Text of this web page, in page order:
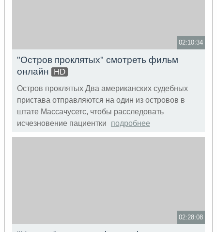
02:10:34
"Остров проклятых" смотреть фильм
онлайн
HD
Остров проклятых Два американских судебных
пристава отправляются на один из островов в
штате Массачусетс, чтобы расследовать
исчезновение пациентки
подробнее
02:28:08